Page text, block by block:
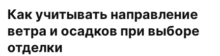
Как учитывать направление
ветра и осадков при выборе
отделки